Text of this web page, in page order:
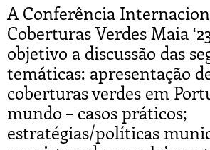
A Conferência
Coberturas Verdes Maia
objetivo a discussão das
temáticas: apresentação
coberturas verdes em
mundo – casos práticos;
estratégias/políticas